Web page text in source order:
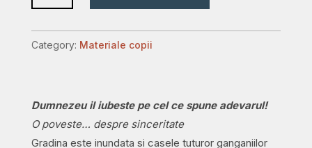
scurte.
Seria
prietenii"
quantity
Category: Materiale copii
Dumnezeu il iubeste pe cel ce spune adevarul!
O poveste… despre sinceritate
Gradina este inundata si casele tuturor ganganiilor